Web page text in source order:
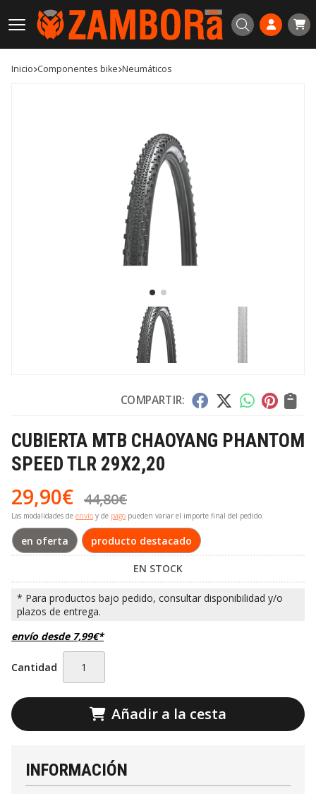
Buscar
Inicio componentes bike neumáticos
COMPARTIR:
CUBIERTA MTB CHAOYANG PHANTOM
SPEED TLR 29X2,20
29,90€ 44,80€
Las modalidades de envío y de pago pueden variar el importe final del pedido.
en oferta producto destacado
EN STOCK
envío desde 7,99€*
Cantidad
Añadir a la cesta
INFORMACIÓN